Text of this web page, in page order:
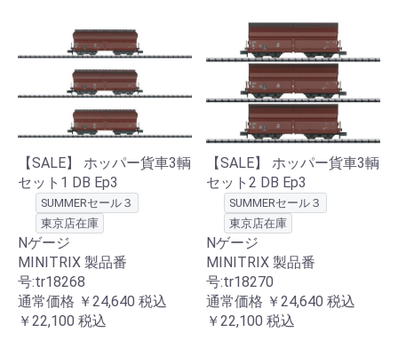
【SALE】 ホッパー貨車3輌
セット1 DB Ep3
SUMMERセール３
東京店在庫
Nゲージ
MINITRIX 製品番
号:tr18268
通常価格 ￥24,640 税込
￥22,100 税込
【SALE】 ホッパー貨車3輌
セット2 DB Ep3
SUMMERセール３
東京店在庫
Nゲージ
MINITRIX 製品番
号:tr18270
通常価格 ￥24,640 税込
￥22,100 税込